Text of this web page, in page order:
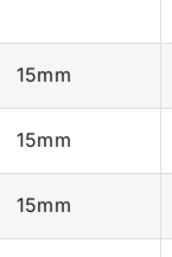
15mm
15mm
15mm